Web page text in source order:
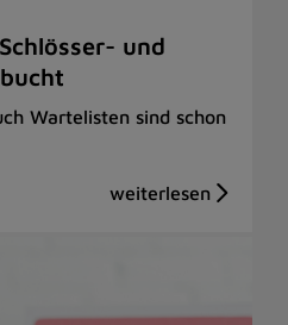
und
Wartelisten sind schon